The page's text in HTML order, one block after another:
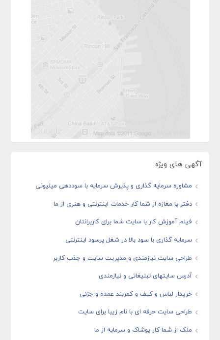
آگهی های ویژه
مشاوره سرمایه گذاری و پذیرش سرمایه با سوددهی میلیونی
دفتر یا مغازه از شما کار خدمات اینترنتی و هنری از ما
فیلم آموزش کار با سایت شما برای کاربرانتان
سرمایه گذاری با سود بالا در شغل پرسود اینترنتی
طراحی سایت نیازمندی و مدیریت سایت و جذب کاربر
آدرس سایتهای تبلیغاتی و نیازمندی
خریدار لباس و کیف و کمربند عمده و جزئی
طراحی سایت حرفه ای با نام زیبا برای سایت
ملک از شما کار پوشاک و سرمایه از ما